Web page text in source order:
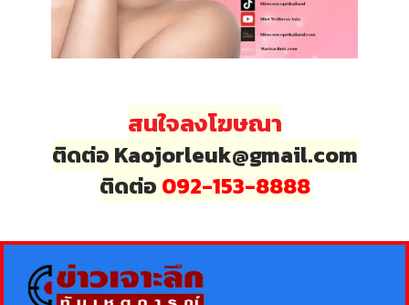
สนใจลงโฆษณา
ติดต่อ Kaojorleuk@gmail.com
ติดต่อ 092-153-8888